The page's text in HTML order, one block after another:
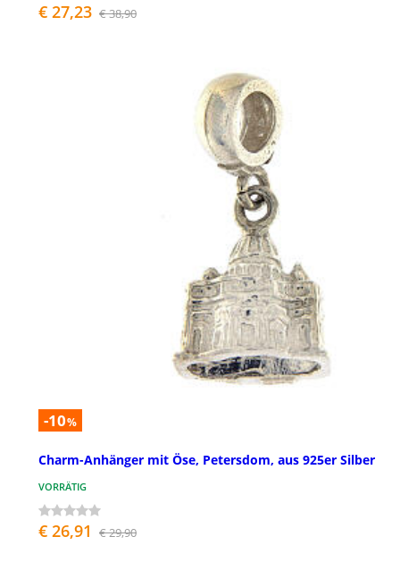
€ 27,23 € 38,90
-10%
Charm-Anhänger mit Öse, Petersdom, aus 925er Silber
VORRÄTIG
€ 26,91 € 29,90